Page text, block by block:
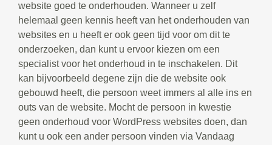
website goed te onderhouden. Wanneer u zelf
helemaal geen kennis heeft van het onderhouden van
websites en u heeft er ook geen tijd voor om dit te
onderzoeken, dan kunt u ervoor kiezen om een
specialist voor het onderhoud in te inschakelen. Dit
kan bijvoorbeeld degene zijn die de website ook
gebouwd heeft, die persoon weet immers al alle ins en
outs van de website. Mocht de persoon in kwestie
geen onderhoud voor WordPress websites doen, dan
kunt u ook een ander persoon vinden via Vandaag